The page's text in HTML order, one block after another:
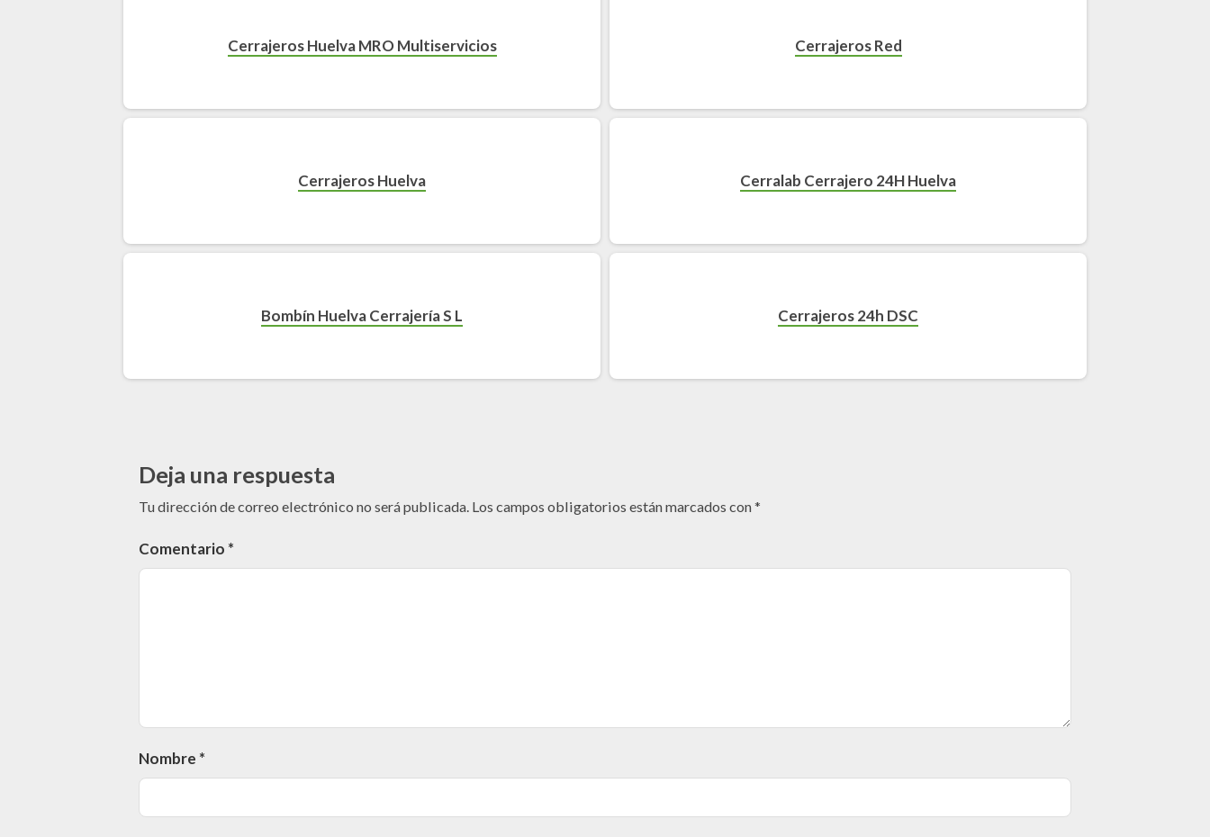
Cerrajeros Huelva MRO Multiservicios Cerrajeros Red
Cerrajeros Huelva Cerralab Cerrajero 24H Huelva
Bombín Huelva Cerrajería S L Cerrajeros 24h DSC
Deja una respuesta
Tu dirección de correo electrónico no será publicada. Los campos obligatorios están marcados con*
Comentario *
Nombre *